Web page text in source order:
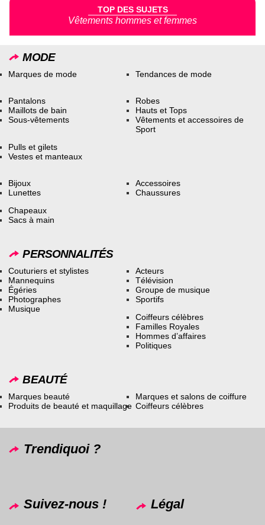
TOP DES SUJETS
Vêtements hommes et femmes
MODE
Marques de mode Tendances de mode
Pantalons
Maillots de bain
Sous-vêtements
Robes
Hauts et Tops
Vêtements et accessoires de
Sport
Pulls et gilets
Vestes et manteaux
Bijoux
Lunettes
Accessoires
Chaussures
Chapeaux
Sacs à main
PERSONNALITÉS
Couturiers et stylistes
Mannequins
Égéries
Photographes
Musique
Acteurs
Télévision
Groupe de musique
Sportifs
Coiffeurs célèbres
Familles Royales
Hommes d’affaires
Politiques
BEAUTÉ
Marques beauté
Produits de beauté et maquillage
Marques et salons de coiffure
Coiffeurs célèbres
Trendiquoi ?
Suivez-nous ! Légal